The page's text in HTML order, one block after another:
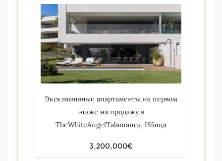
Эксклюзивные апартаменты на первом
этаже на продажу в
TheWhiteAngelTalamanca, Ибица
3,200,000€